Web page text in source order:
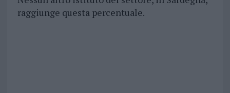
raggiunge questa percentuale.